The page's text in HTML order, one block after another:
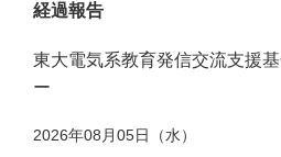
経過報告
東大電気系教育発信交流支援
ー
2026年08月05日（水）